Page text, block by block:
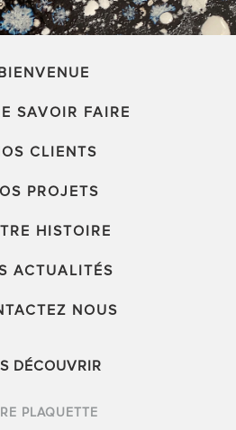
SAVOIR FAIRE
CLIENTS
PROJETS
HISTOIRE
ACTUALITÉS
NOUS
DÉCOUVRIR
PLAQUETTE